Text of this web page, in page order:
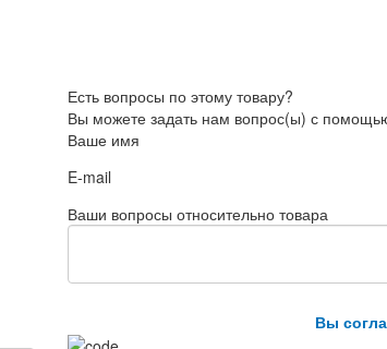
Есть вопросы по этому товару?
Вы можете задать нам вопрос(ы) с
Ваше имя
E-mail
Ваши вопросы относительно товара
Вы